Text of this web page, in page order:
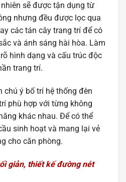
sẽ được tận dụng từ
nhưng đều được lọc qua
các tán cây trang trí để có
và ánh sáng hài hòa. Làm
hình dạng và cấu trúc độc
trang trí.
chú ý bố trí hệ thống đèn
phù hợp với từng không
khác nhau. Để có thể
sinh hoạt và mang lại vẻ
cho căn phòng.
giản, thiết kế đường nét